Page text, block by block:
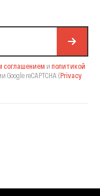
соглашением и политикой
Google reCAPTCHA (Privacy